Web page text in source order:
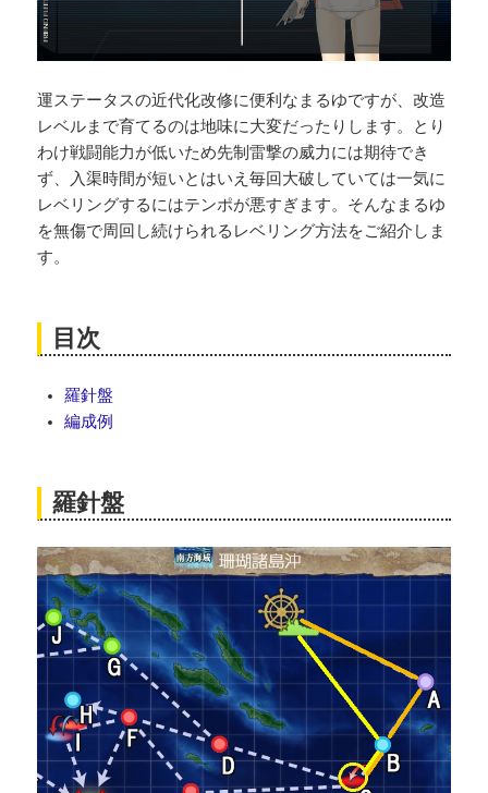
運ステータスの近代化改修に便利なまるゆですが、改造
レベルまで育てるのは地味に大変だったりします。とり
わけ戦闘能力が低いため先制雷撃の威力には期待でき
ず、入渠時間が短いとはいえ毎回大破していては一気に
レベリングするにはテンポが悪すぎます。そんなまるゆ
を無傷で周回し続けられるレベリング方法をご紹介しま
す。
目次
羅針盤
編成例
羅針盤